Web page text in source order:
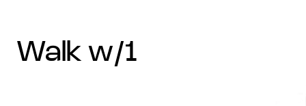
walk w/1